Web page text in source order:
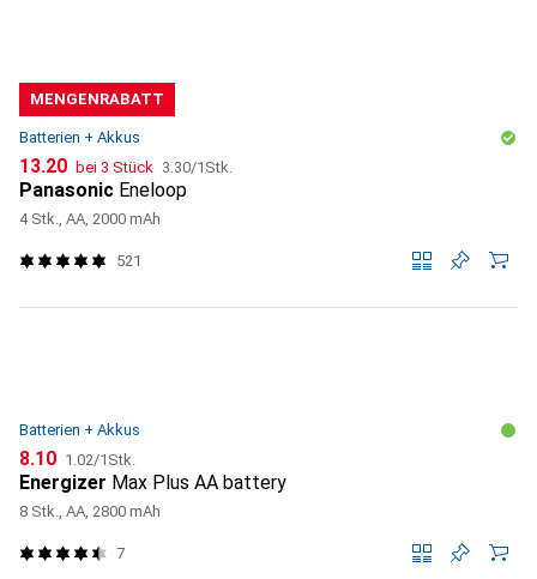
MENGENRABATT
Batterien + Akkus
CHF
13.20 bei 3 Stück CHF
3.30/1Stk.
Panasonic Eneloop
4 Stk., AA, 2000 mAh
521
Batterien + Akkus
CHF
8.10 CHF
1.02/1Stk.
Energizer Max Plus AA battery
8 Stk., AA, 2800 mAh
7